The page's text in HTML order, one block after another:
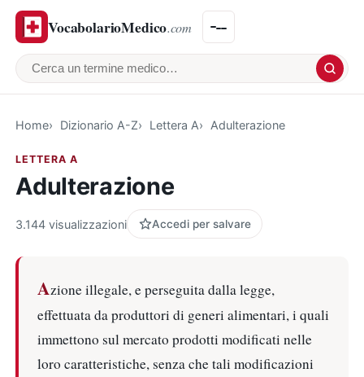
VocabolarioMedico.com
Cerca un termine medico
Home Dizionario A-Z Lettera A Adulterazione
LETTERA A
Adulterazione
3.144 visualizzazioni Accedi per salvare
Azione illegale, e perseguita dalla legge,
effettuata da produttori di generi alimentari, i quali
immettono sul mercato prodotti modificati nelle
loro caratteristiche, senza che tali modificazioni